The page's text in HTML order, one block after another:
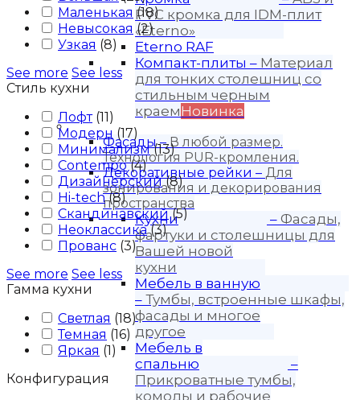
PVC кромка для IDM-плит
«Eterno»
Eterno RAF
Компакт-плиты – Материал
для тонких столешниц со
стильным черным
краемНовинка
Продукция
Фасады–В любой размер.
Технология PUR-кромления.
Декоративные рейки – Для
зонирования и декорирования
пространства
Кухни – Фасады,
фартуки и столешницы для
Вашей новой
кухни
Мебель в ванную
– Тумбы, встроенные шкафы,
фасады и многое
другое
Мебель в
спальню
–
Прикроватные тумбы,
комоды и рабочие
Маленькая (18)
Невысокая (2)
Узкая (8)
See more See less
Стиль кухни
Лофт (11)
Модерн (17)
Минимализм (13)
Contempo (4)
Дизайнерский (8)
Hi-tech (8)
Скандинавский (5)
Неоклассика (3)
Прованс (3)
See more See less
Гамма кухни
Светлая (18)
Темная (16)
Яркая (1)
Конфигурация